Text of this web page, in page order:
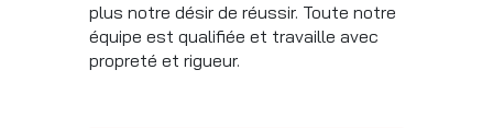
plus notre désir de réussir. Toute notre
équipe est qualifiée et travaille avec
propreté et rigueur.